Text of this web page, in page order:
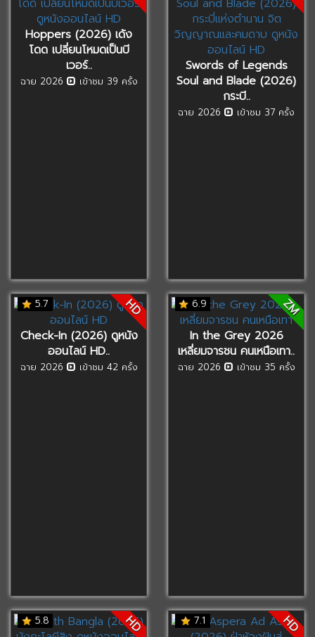
Hoppers (2026) เด้ง
โดด เปลี่ยนโหมดเป็นบี
เวอร์..
ฉาย 2026 เข้าชม 39 ครั้ง
Swords of Legends
Soul and Blade (2026)
กระบี..
ฉาย 2026 เข้าชม 37 ครั้ง
5.7 HD
Check-In (2026) ดูหนัง
ออนไลน์ HD..
ฉาย 2026 เข้าชม 42 ครั้ง
6.9 ZM
In the Grey 2026
เหลี่ยมจารชน คนเหนือเทา..
ฉาย 2026 เข้าชม 35 ครั้ง
5.8 HD 7.1 HD